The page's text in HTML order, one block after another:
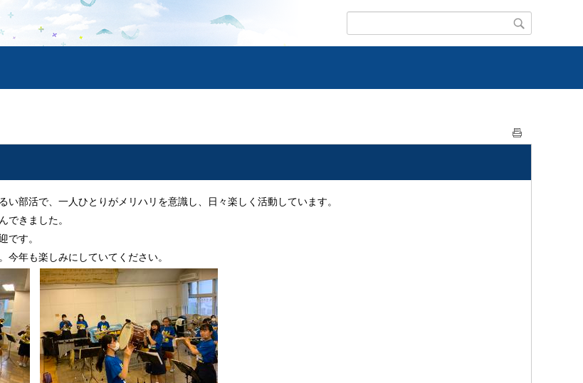
い部活で、一人ひとりがメリハリを意識し、日々楽しく活動しています。
できました。
です。
今年も楽しみにしていてください。